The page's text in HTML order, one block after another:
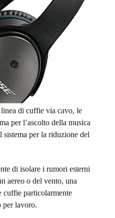
di cuffie via cavo, le
per l’ascolto della musica
sistema per la riduzione del
di isolare i rumori esterni
aereo o del vento, una
cuffie particolarmente
per lavoro.